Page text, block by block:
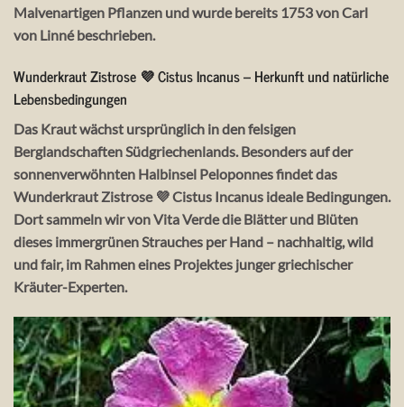
Malvenartigen Pflanzen und wurde bereits 1753 von Carl
von Linné beschrieben.
Wunderkraut Zistrose 💜 Cistus Incanus – Herkunft und natürliche
Lebensbedingungen
Das Kraut wächst ursprünglich in den felsigen
Berglandschaften Südgriechenlands. Besonders auf der
sonnenverwöhnten Halbinsel Peloponnes findet das
Wunderkraut Zistrose 💜 Cistus Incanus ideale Bedingungen.
Dort sammeln wir von Vita Verde die Blätter und Blüten
dieses immergrünen Strauches per Hand – nachhaltig, wild
und fair, im Rahmen eines Projektes junger griechischer
Kräuter-Experten.